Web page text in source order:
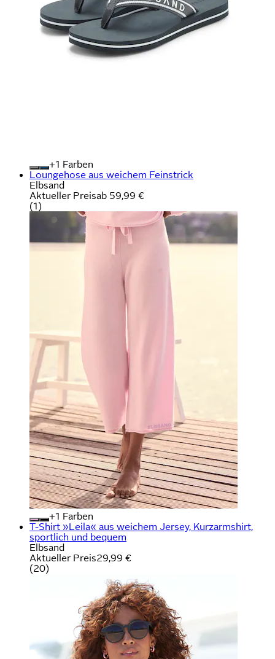
+
Farben
Loungehose aus weichem Feinstrick
Elbsand
Aktueller Preisab 59,99 €
(1)
+
Farben
T-Shirt »Leila« aus weichem Jersey, Kurzarmshirt,
sportlich und bequem
Elbsand
Aktueller Preis29,99 €
(20)